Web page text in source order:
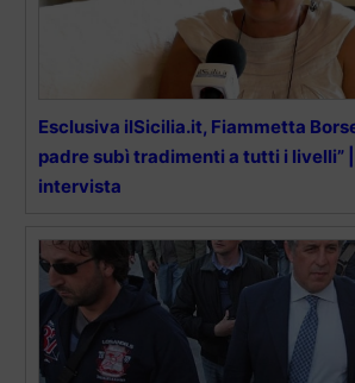
Esclusiva ilSicilia.it, Fiammetta
padre subì tradimenti a tutti i livelli”
intervista